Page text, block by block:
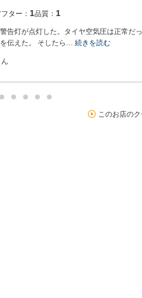
ター： 1品質： 1
告灯が点灯した。タイヤ空気圧は正常だ
伝えた。 そしたら… 続きを読む
このお店の